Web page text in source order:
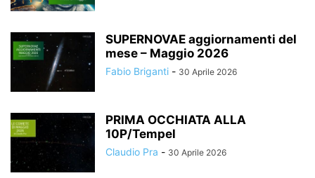
SUPERNOVAE aggiornamenti del
mese – Maggio 2026
Fabio Briganti - 30 Aprile 2026
PRIMA OCCHIATA ALLA
10P/Tempel
Claudio Pra - 30 Aprile 2026